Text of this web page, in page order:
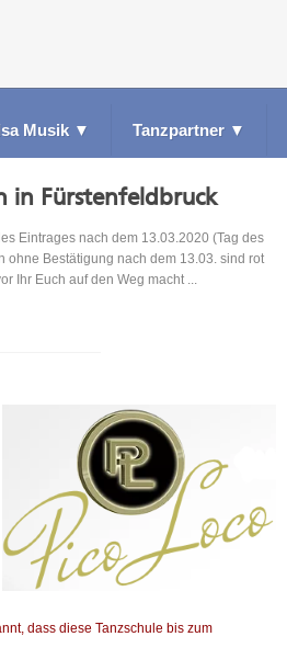
Musik ▼ Tanzpartner ▼
in Fürstenfeldbruck
Eintrages nach dem 13.03.2020 (Tag des
Bestätigung nach dem 13.03. sind rot
Ihr Euch auf den Weg macht ...
dass diese Tanzschule bis zum